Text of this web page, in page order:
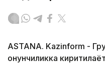
ASTANA. Kazinform -
қонунчиликка